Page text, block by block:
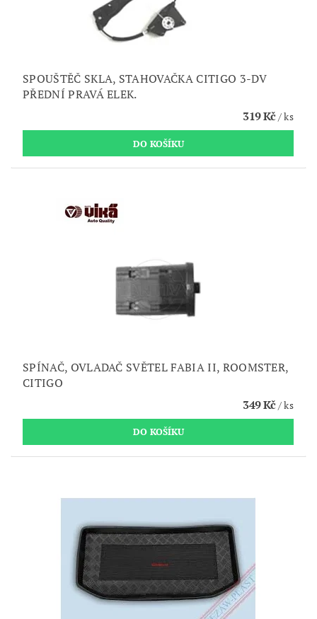
SPOUŠTĚČ SKLA, STAHOVAČKA CITIGO 3-DV
PŘEDNÍ PRAVÁ ELEK.
319 Kč/ ks
SPÍNAČ, OVLADAČ SVĚTEL FABIA II, ROOMSTER,
CITIGO
349 Kč/ ks